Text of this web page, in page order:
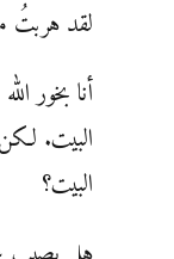
لقد هربتُ
أنا بخور
البيت. لكن
البيت؟